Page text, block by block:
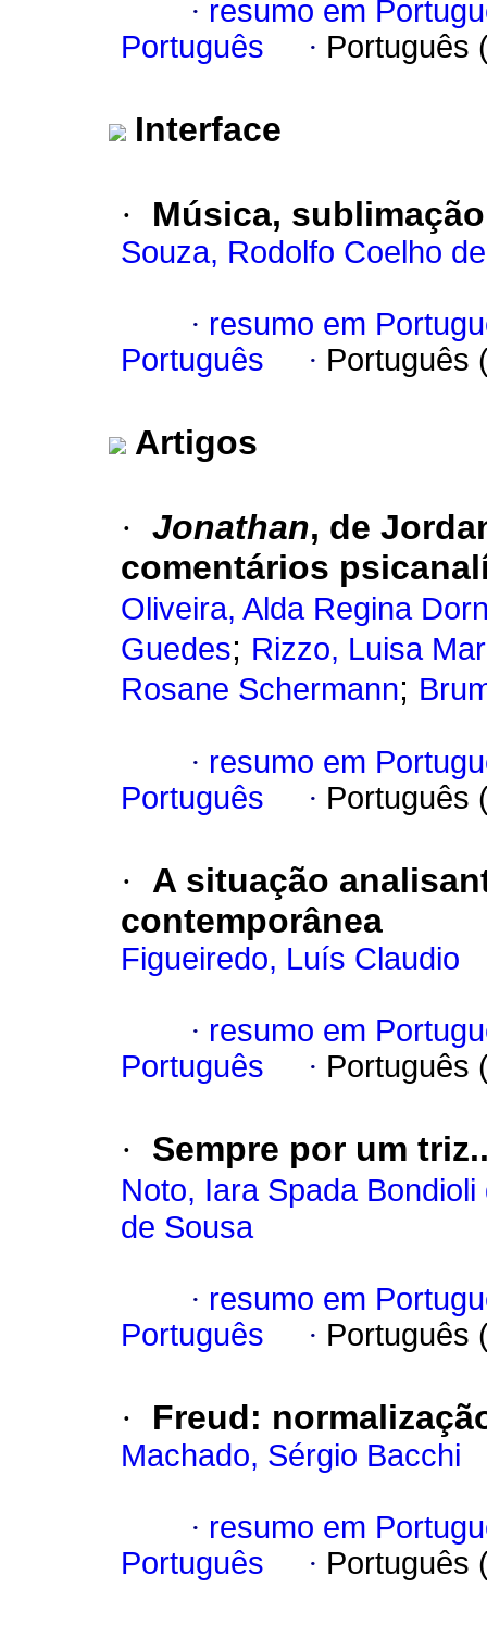
· resumo em
Português
· Português
Interface
· Música,
Souza, Rodolfo Coelho de
· resumo em
Português
· Português
Artigos
· Jonathan, de
comentários
Oliveira, Alda Regina
Guedes; Rizzo, Luisa
Rosane Schermann;
· resumo em
Português
· Português
·
A situação
contemporânea
Figueiredo, Luís Claudio
· resumo em
Português
· Português
· Sempre por um
Noto, Iara Spada Bondioli
de Sousa
· resumo em
Português
· Português
· Freud:
Machado, Sérgio Bacchi
· resumo em
Português
· Português